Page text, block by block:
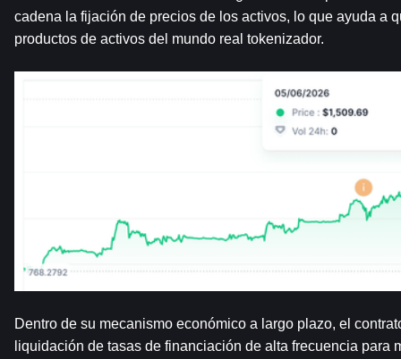
cadena la fijación de precios de los activos, lo que ayuda a
productos de activos del mundo real tokenizador.
Dentro de su mecanismo económico a largo plazo, el
liquidación de tasas de financiación de alta frecuencia para